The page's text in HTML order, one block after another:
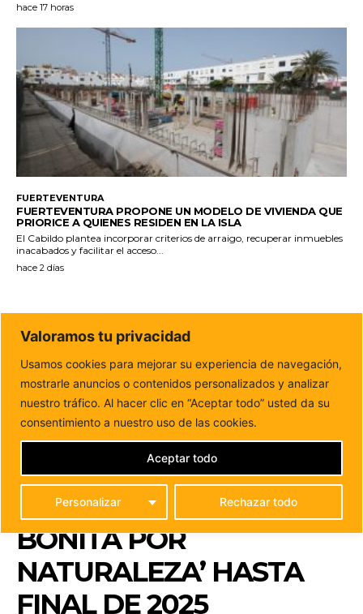
hace 17 horas
FUERTEVENTURA
FUERTEVENTURA PROPONE UN MODELO DE VIVIENDA QUE
PRIORICE A QUIENES RESIDEN EN LA ISLA
El Cabildo plantea incorporar criterios de arraigo, recuperar inmuebles
inacabados y facilitar el acceso...
hace 2 días